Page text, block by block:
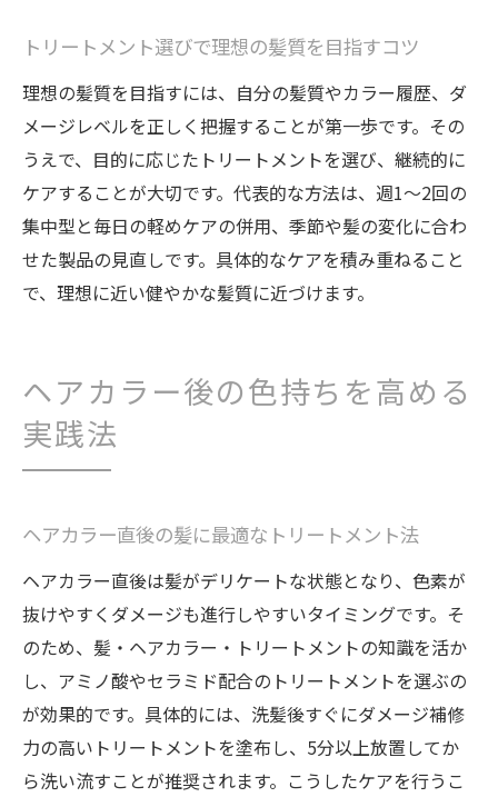
ドラッグストアで人気の洗い流す商品選び
洗い流すタイプで叶える髪質改善テクニッ
ク
髪にやさしい洗い流すトリートメントの選
定
おすすめ洗い流すトリートメント活用アイ
デア
トリートメントで叶える理想の美髪習慣
市販とサロンを組み合わせた髪質改善術
自宅で実践できるヘアケアとトリートメン
美容師直伝の髪悩み解決ヘアケアポイント
毎日のケアで美しく保つ髪とトリートメン
ト
トリートメント選びで理想の髪質を目指すコツ
理想の髪質を目指すには、自分の髪質やカラー履歴、ダ
メージレベルを正しく把握することが第一歩です。その
うえで、目的に応じたトリートメントを選び、継続的に
ケアすることが大切です。代表的な方法は、週1〜2回の
集中型と毎日の軽めケアの併用、季節や髪の変化に合わ
せた製品の見直しです。具体的なケアを積み重ねること
で、理想に近い健やかな髪質に近づけます。
ヘアカラー後の色持ちを高める
実践法
ヘアカラー直後の髪に最適なトリートメント法
ヘアカラー直後は髪がデリケートな状態となり、色素が
抜けやすくダメージも進行しやすいタイミングです。そ
のため、髪・ヘアカラー・トリートメントの知識を活か
し、アミノ酸やセラミド配合のトリートメントを選ぶの
が効果的です。具体的には、洗髪後すぐにダメージ補修
力の高いトリートメントを塗布し、5分以上放置してか
ら洗い流すことが推奨されます。こうしたケアを行うこ